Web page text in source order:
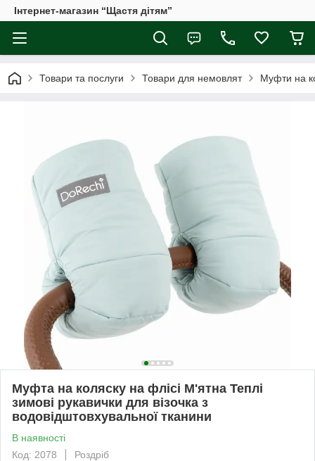
Інтернет-магазин “Щастя дітям”
Товари та послуги Товари для немовлят Муфти на
Муфта на коляску на флісі М'ятна Теплі
зимові рукавички для візочка з
водовідштовхувальної тканини
В наявності
Код: 2078
Роздріб